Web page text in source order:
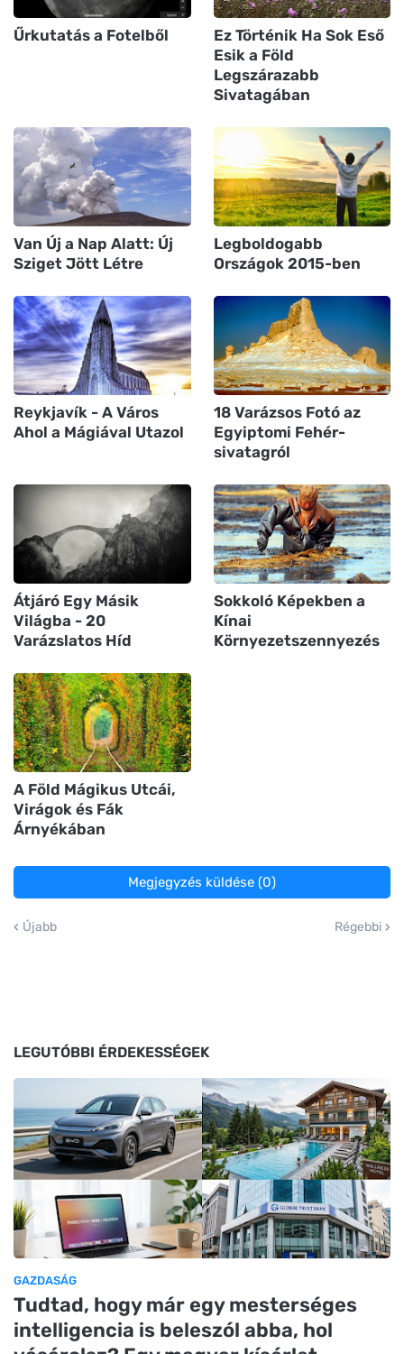
Űrkutatás a Fotelből
Ez Történik Ha Sok Eső
Esik a Föld
Legszárazabb
Sivatagában
Van Új a Nap Alatt: Új
Sziget Jött Létre
Legboldogabb
Országok 2015-ben
Reykjavík - A Város
Ahol a Mágiával Utazol
18 Varázsos Fotó az
Egyiptomi Fehér-
sivatagról
Átjáró Egy Másik
Világba - 20
Varázslatos Híd
Sokkoló Képekben a
Kínai
Környezetszennyezés
A Föld Mágikus Utcái,
Virágok és Fák
Árnyékában
Megjegyzés küldése (0)
Újabb Régebbi
LEGUTÓBBI ÉRDEKESSÉGEK
GAZDASÁG
Tudtad, hogy már egy mesterséges
intelligencia is beleszól abba, hol